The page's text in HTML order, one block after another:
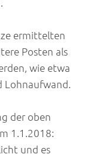
ermittelten
Posten als
wie etwa
Lohnaufwand.
der oben
1.1.2018:
und es